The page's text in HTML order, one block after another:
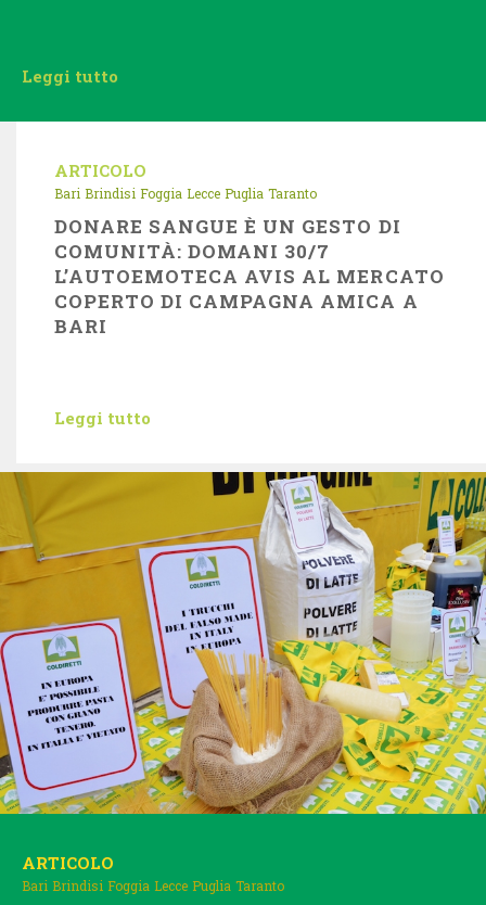
Leggi tutto
ARTICOLO
Bari Brindisi Foggia Lecce Puglia Taranto
DONARE SANGUE È UN GESTO DI
COMUNITÀ: DOMANI 30/7
L’AUTOEMOTECA AVIS AL MERCATO
COPERTO DI CAMPAGNA AMICA A
BARI
Leggi tutto
ARTICOLO
Bari Brindisi Foggia Lecce Puglia Taranto